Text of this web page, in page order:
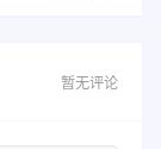
暂无评论